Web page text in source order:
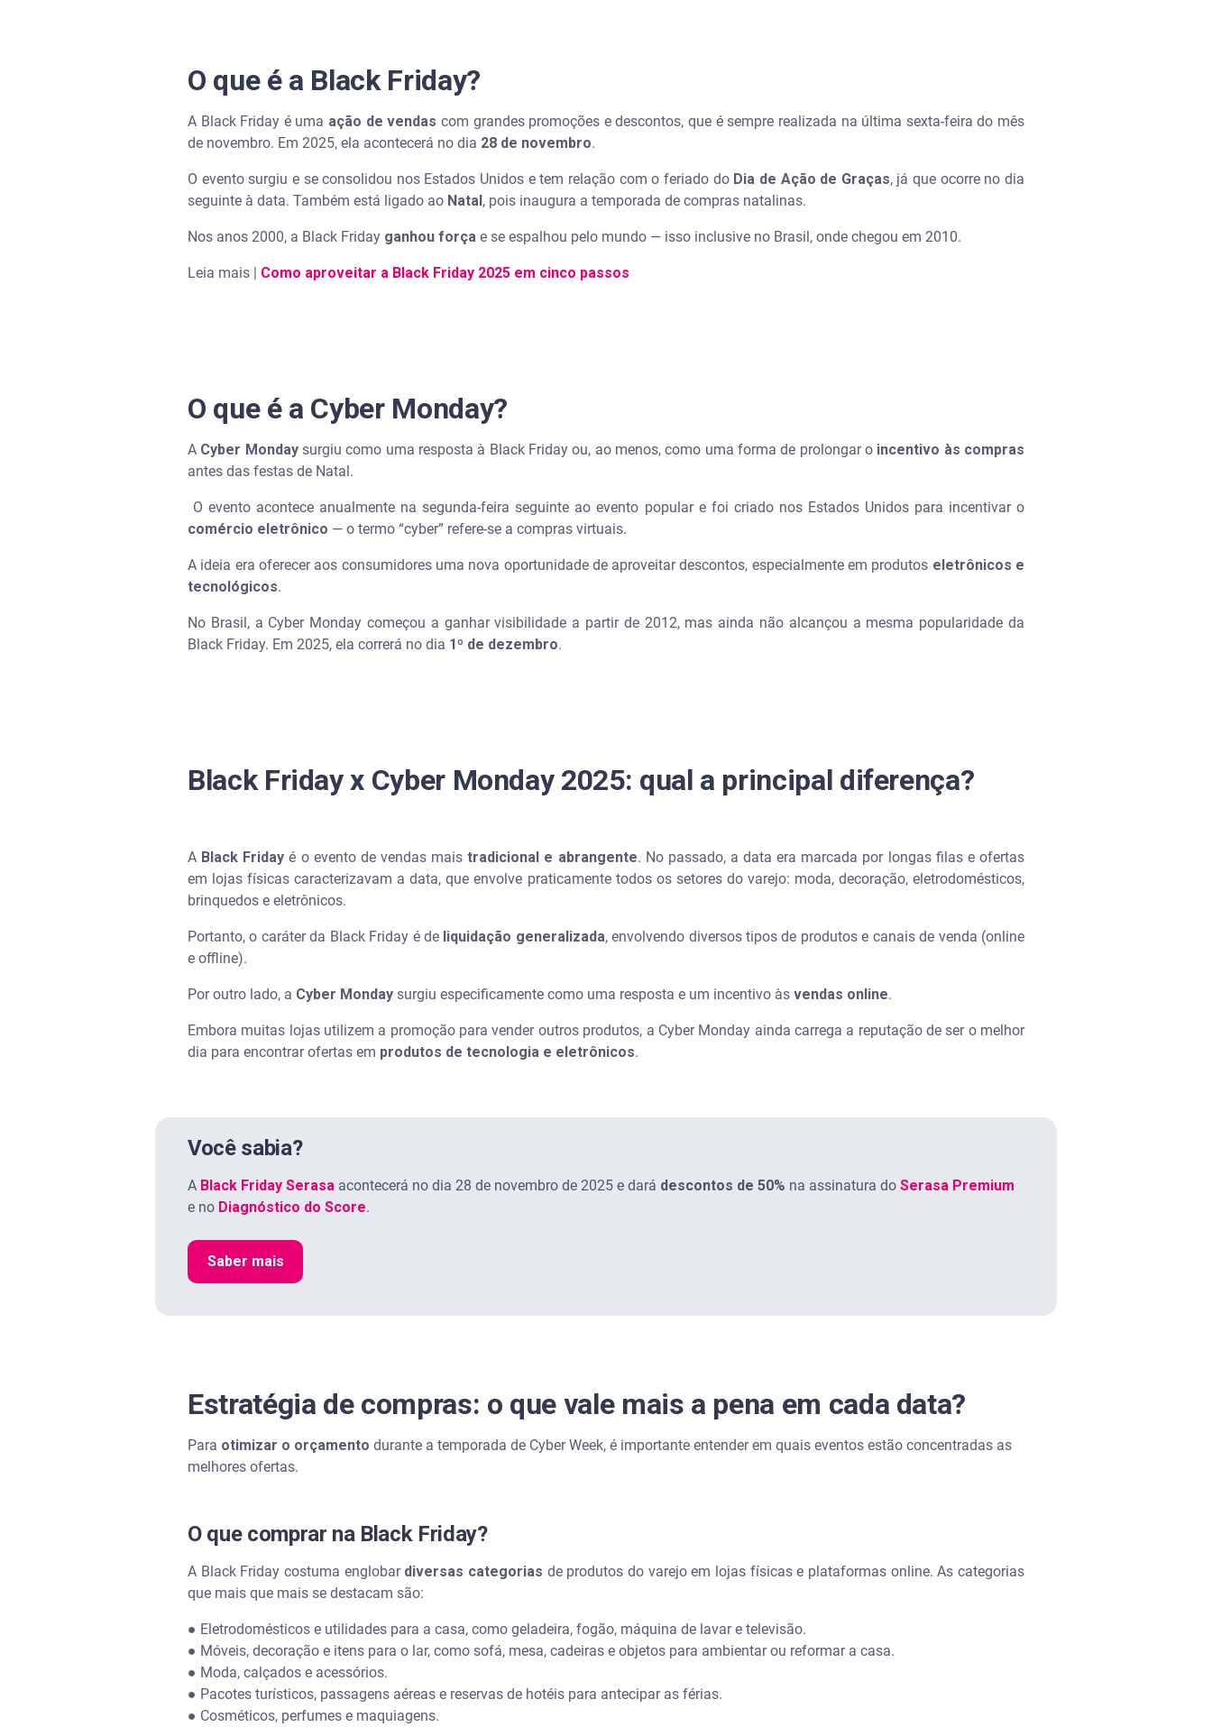
Quando é a Black Friday em 2025?
Quando é a Cyber Monday 2025?
O que é a Black Friday?
A Black Friday é uma ação de vendas com grandes promoções e descontos, que é sempre realizada na última sexta-feira do mês
de novembro. Em 2025, ela acontecerá no dia 28 de novembro.
O evento surgiu e se consolidou nos Estados Unidos e tem relação com o feriado do Dia de Ação de Graças, já que ocorre no dia
seguinte à data. Também está ligado ao Natal, pois inaugura a temporada de compras natalinas.
Nos anos 2000, a Black Friday ganhou força e se espalhou pelo mundo — isso inclusive no Brasil, onde chegou em 2010.
Leia mais | Como aproveitar a Black Friday 2025 em cinco passos
O que é a Cyber Monday?
A Cyber Mondaysurgiu como uma resposta à Black Friday ou, ao menos, como uma forma de prolongar o incentivo às compras
antes das festas de Natal.
O evento acontece anualmente na segunda-feira seguinte ao evento popular e foi criado nos Estados Unidos para incentivar o
comércio eletrônico — o termo “cyber” refere-se a compras virtuais.
A ideia era oferecer aos consumidores uma nova oportunidade de aproveitar descontos, especialmente em produtos eletrônicos e
tecnológicos.
No Brasil, a Cyber Monday começou a ganhar visibilidade a partir de 2012, mas ainda não alcançou a mesma popularidade da
Black Friday. Em 2025, ela correrá no dia 1º de dezembro.
Black Friday x Cyber Monday 2025: qual a principal diferença?
A Black Friday é o evento de vendas maistradicional e abrangente. No passado, a data era marcada por longas filas e ofertas
em lojas físicas caracterizavam a data, que envolve praticamente todos os setores do varejo: moda, decoração, eletrodomésticos,
brinquedos e eletrônicos.
Portanto, o caráter da Black Friday é de liquidação generalizada, envolvendo diversos tipos de produtos e canais de venda (online
e offline).
Por outro lado, a Cyber Monday surgiu especificamente como uma resposta e um incentivo às vendas online.
Embora muitas lojas utilizem a promoção para vender outros produtos, a Cyber Monday ainda carrega a reputação de ser o melhor
dia para encontrar ofertas em produtos de tecnologia e eletrônicos.
Você sabia?
A Black Friday Serasa acontecerá no dia 28 de novembro de 2025 e dará descontos de 50% na assinatura do Serasa Premium
e no Diagnóstico do Score.
Saber mais
Estratégia de compras: o que vale mais a pena em cada data?
Para otimizar o orçamento durante a temporada de Cyber Week, é importante entender em quais eventos estão concentradas as
melhores ofertas.
O que comprar na Black Friday?
A Black Friday costuma englobar diversas categorias de produtos do varejo em lojas físicas e plataformas online. As categorias
que mais que mais se destacam são:
● Eletrodomésticos e utilidades para a casa, como geladeira, fogão, máquina de lavar e televisão.
● Móveis, decoração e itens para o lar, como sofá, mesa, cadeiras e objetos para ambientar ou reformar a casa.
● Moda, calçados e acessórios.
● Pacotes turísticos, passagens aéreas e reservas de hotéis para antecipar as férias.
● Cosméticos, perfumes e maquiagens.